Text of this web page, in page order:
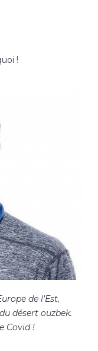
!
de l’Est,
désert ouzbek.
Covid !